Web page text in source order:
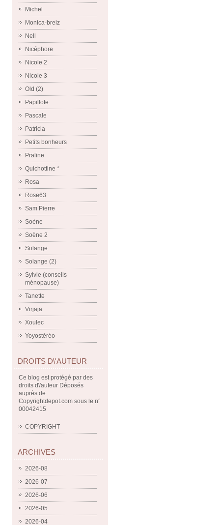
Michel
Monica-breiz
Nell
Nicéphore
Nicole 2
Nicole 3
Old (2)
Papillote
Pascale
Patricia
Petits bonheurs
Praline
Quichottine *
Rosa
Rose63
Sam Pierre
Soène
Soène 2
Solange
Solange (2)
Sylvie (conseils
ménopause)
Tanette
Virjaja
Xoulec
Yoyostéréo
DROITS D\'AUTEUR
Ce blog est protégé par des
droits d\'auteur Déposés
auprès de
Copyrightdepot.com sous le n°
00042415
COPYRIGHT
ARCHIVES
2026-08
2026-07
2026-06
2026-05
2026-04